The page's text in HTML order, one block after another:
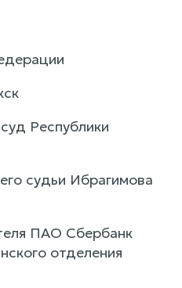
Республики
судьи Ибрагимова
ПАО Сбербанк
отделения